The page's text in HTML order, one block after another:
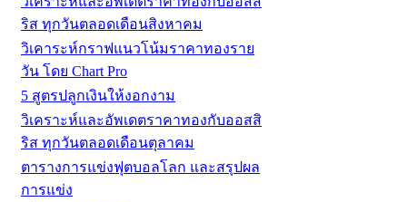
ริส ทุกวันตลอดเดือนสิงหาคม
วิเคาระห์กราฟแนวโน้มราคาทองราย
วัน โดย Chart Pro
5 สูตรปลูกเงินให้งอกงาม
วิเคราะห์และอัพเดตราคาทองกับออสสิ
ริส ทุกวันตลอดเดือนตุลาคม
ตารางการแข่งฟุตบอลโลก และสรุปผล
การแข่ง